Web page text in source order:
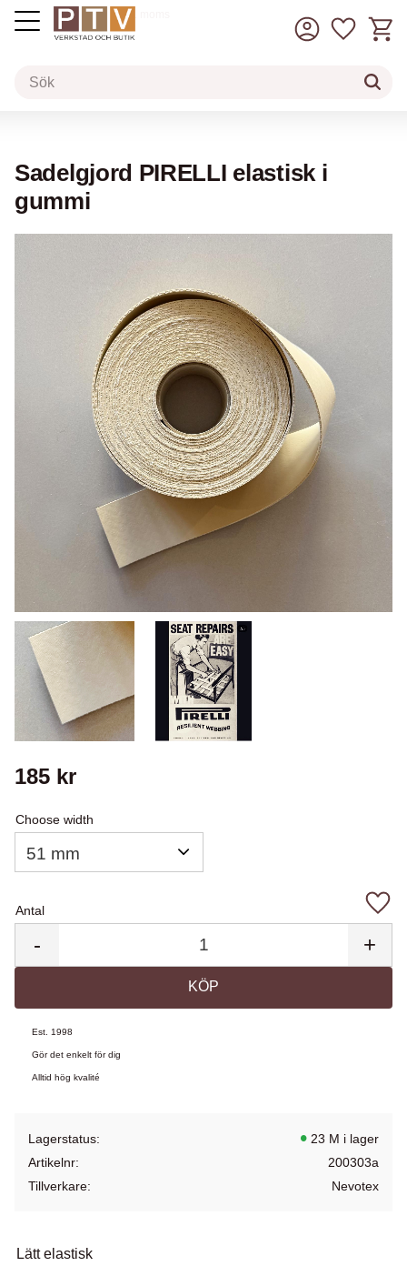
inkl. moms
Sadelgjord PIRELLI elastisk i
gummi
185 kr
Choose width
Antal
+
-
KÖP
Est. 1998
Gör det enkelt för dig
Alltid hög kvalité
Lagerstatus
23 M i lager
Artikelnr
200303a
Tillverkare
Nevotex
Lätt elastisk